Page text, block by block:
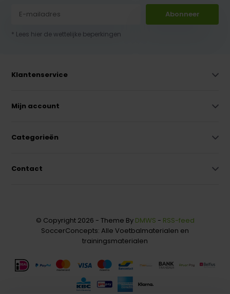
Abonneer
* Lees hier de wettelijke beperkingen
Klantenservice
Mijn account
Categorieën
Contact
© Copyright 2026 - Theme By DMWS - RSS-feed
SoccerConcepts: Alle Voetbalmaterialen en
trainingsmaterialen